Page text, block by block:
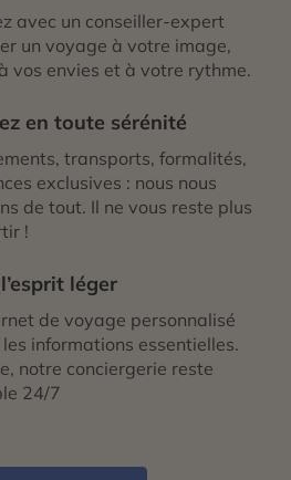
avec un conseiller-expert
un voyage à votre image,
vos envies et à votre rythme.
en toute sérénité
transports, formalités,
exclusives : nous nous
de tout. Il ne vous reste plus
!
léger
de voyage personnalisé
informations essentielles.
notre conciergerie reste
24/7